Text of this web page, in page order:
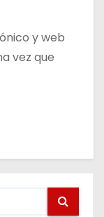
y web
vez que